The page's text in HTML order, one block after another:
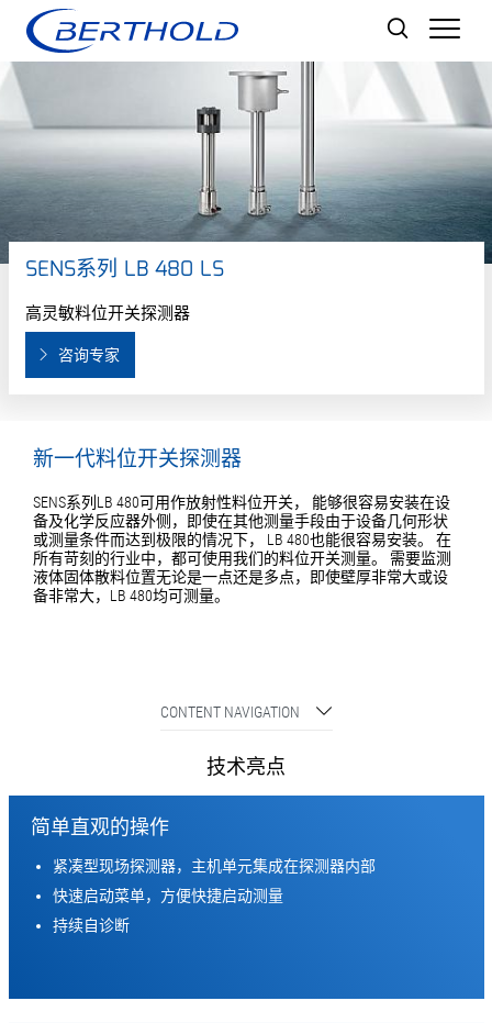
SENS系列 LB 480 LS
高灵敏料位开关探测器
咨询专家
新一代料位开关探测器
SENS系列LB 480可用作放射性料位开关， 能够很容易安装在设
备及化学反应器外侧，即使在其他测量手段由于设备几何形状
或测量条件而达到极限的情况下， LB 480也能很容易安装。 在
所有苛刻的行业中，都可使用我们的料位开关测量。 需要监测
液体固体散料位置无论是一点还是多点，即使壁厚非常大或设
备非常大，LB 480均可测量。
CONTENT NAVIGATION
技术亮点
简单直观的操作
紧凑型现场探测器，主机单元集成在探测器内部
快速启动菜单，方便快捷启动测量
持续自诊断